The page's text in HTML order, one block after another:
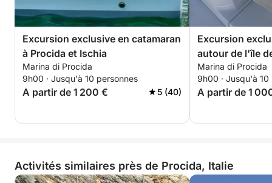
Excursion exclusive en catamaran
à Procida et Ischia
Marina di Procida
9h00 · Jusqu'à 10 personnes
A partir de 1 200 € 5 (40)
Excursion
autour de l'île
Marina di Procida
9h00 · Jusqu'à 10
A partir de 1
Activités similaires près de Procida, Italie